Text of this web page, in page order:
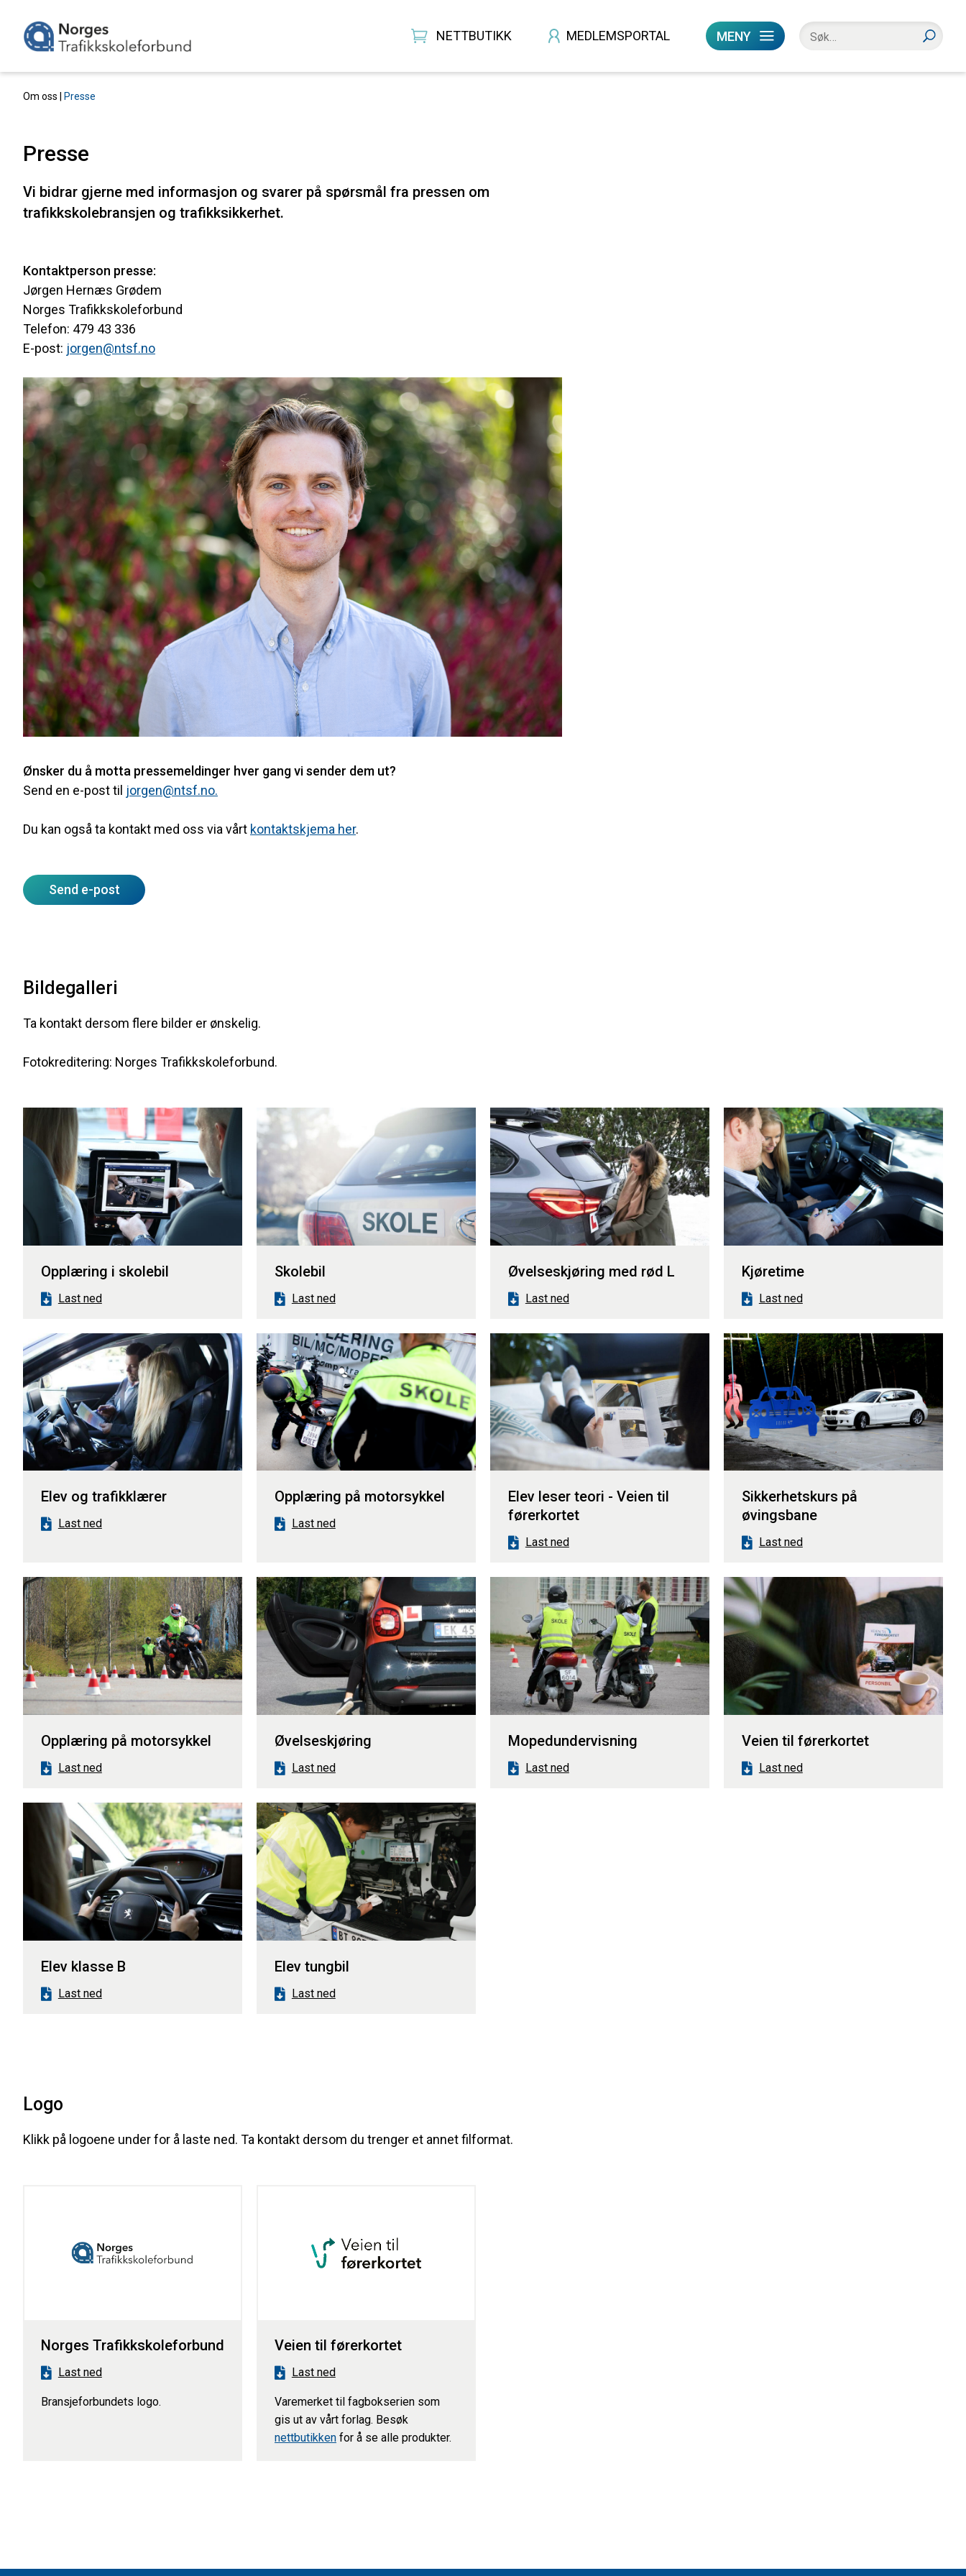
MENY
NETTBUTIKK MEDLEMSPORTAL
Om oss | Presse
Presse
Vi bidrar gjerne med informasjon og svarer på spørsmål fra pressen om
trafikkskolebransjen og trafikksikkerhet.
Kontaktperson presse:
Jørgen Hernæs Grødem
Norges Trafikkskoleforbund
Telefon: 479 43 336
E-post: jorgen@ntsf.no
Ønsker du å motta pressemeldinger hver gang vi sender dem ut?
Send en e-post til jorgen@ntsf.no.
Du kan også ta kontakt med oss via vårt kontaktskjema her.
Send e-post
Bildegalleri
Ta kontakt dersom flere bilder er ønskelig.
Fotokreditering: Norges Trafikkskoleforbund.
Opplæring i skolebil
Last ned
Skolebil
Last ned
Øvelseskjøring med rød L
Last ned
Kjøretime
Last ned
Elev og trafikklærer
Last ned
Opplæring på motorsykkel
Last ned
Elev leser teori - Veien til
førerkortet
Last ned
Sikkerhetskurs på
øvingsbane
Last ned
Opplæring på motorsykkel
Last ned
Øvelseskjøring
Last ned
Mopedundervisning
Last ned
Veien til førerkortet
Last ned
Elev klasse B
Last ned
Elev tungbil
Last ned
Logo
Klikk på logoene under for å laste ned. Ta kontakt dersom du trenger et annet filformat.
Norges Trafikkskoleforbund
Last ned
Bransjeforbundets logo.
Veien til førerkortet
Last ned
Varemerket til fagbokserien som
gis ut av vårt forlag. Besøk
nettbutikken for å se alle produkter.